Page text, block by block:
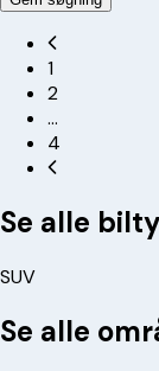
1
2
…
4
Se alle
SUV
Se alle